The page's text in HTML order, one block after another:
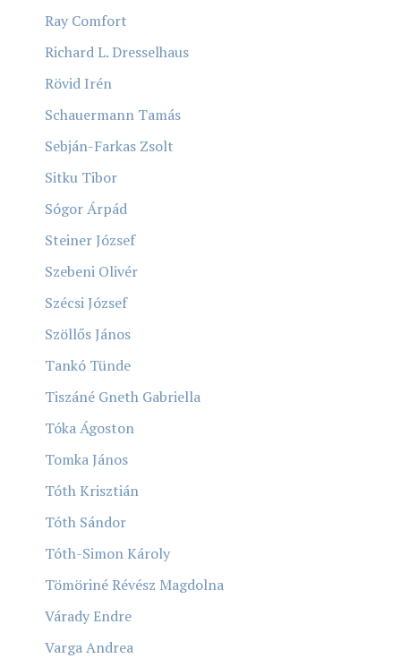
Ray Comfort
Richard L. Dresselhaus
Rövid Irén
Schauermann Tamás
Sebján-Farkas Zsolt
Sitku Tibor
Sógor Árpád
Steiner József
Szebeni Olivér
Szécsi József
Szöllős János
Tankó Tünde
Tiszáné Gneth Gabriella
Tóka Ágoston
Tomka János
Tóth Krisztián
Tóth Sándor
Tóth-Simon Károly
Tömöriné Révész Magdolna
Várady Endre
Varga Andrea